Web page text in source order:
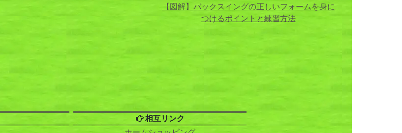
【図解】バックスイングの正しいフォームを身に
つけるポイントと練習方法
相互リンク